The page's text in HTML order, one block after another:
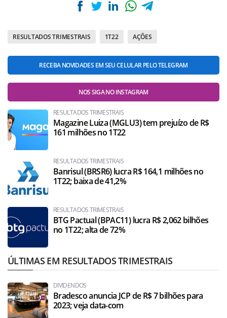
RESULTADOS TRIMESTRAIS 1T22 AÇÕES
RECEBA NOVIDADES EM SEU CELULAR PELO TELEGRAM
NOS SIGA NO INSTAGRAM
RESULTADOS TRIMESTRAIS
Magazine Luiza (MGLU3) tem prejuízo de R$
161 milhões no 1T22
RESULTADOS TRIMESTRAIS
Banrisul (BRSR6) lucra R$ 164,1 milhões no
1T22; baixa de 41,2%
RESULTADOS TRIMESTRAIS
BTG Pactual (BPAC11) lucra R$ 2,062 bilhões
no 1T22; alta de 72%
ÚLTIMAS EM RESULTADOS TRIMESTRAIS
DIVIDENDOS
Bradesco anuncia JCP de R$ 7 bilhões para
2023; veja data-com